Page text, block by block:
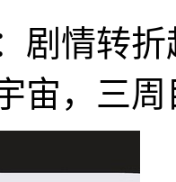
剧情转
宙，三